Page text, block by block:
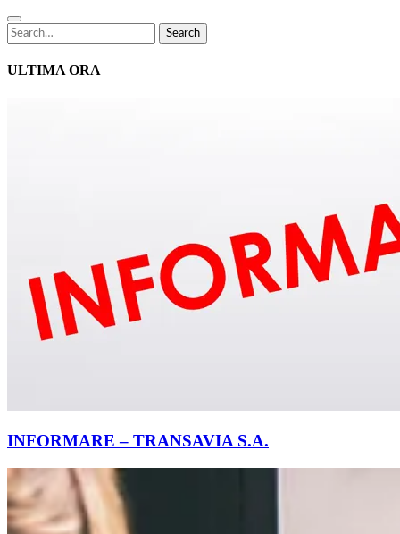
Search
for:
Search
ULTIMA ORA
INFORMARE – TRANSAVIA S.A.